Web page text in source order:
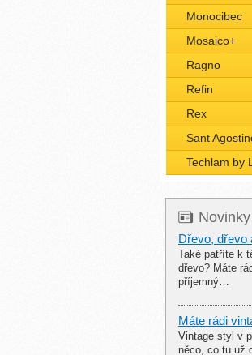
Monocibec
Mosaico+
Ragno
Refin
Rex
Sant
Techlam by
Novinky
Dřevo, dřevo
Také patříte k
dřevo? Máte
příjemný…
Máte rádi
Vintage styl v
něco, co tu už